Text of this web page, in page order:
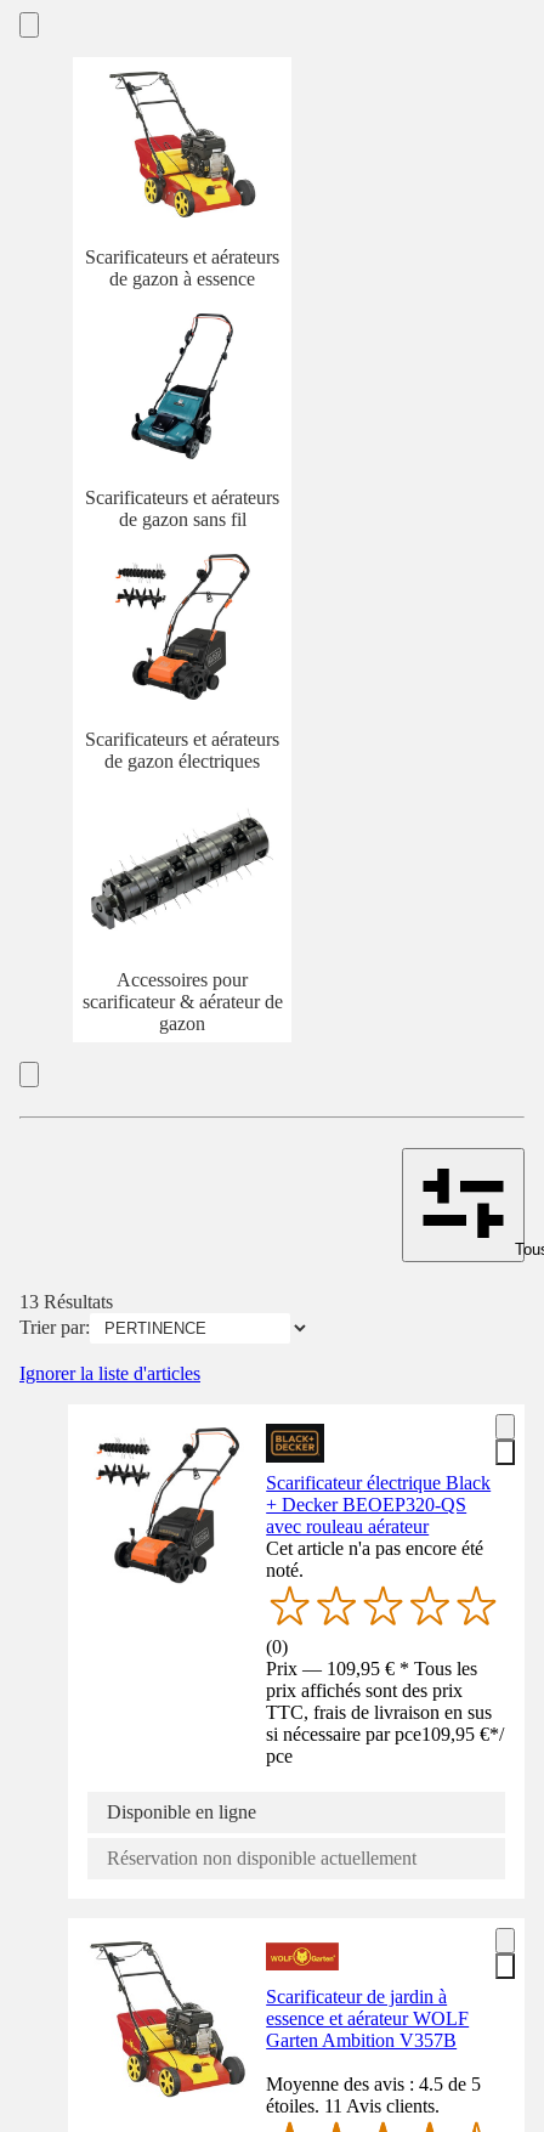
Scarificateurs et aérateurs
de gazon à essence
Scarificateurs et aérateurs
de gazon sans fil
Scarificateurs et aérateurs
de gazon électriques
Accessoires pour
scarificateur & aérateur de
gazon
13 Résultats
Trier par:
Ignorer la liste d'articles
Scarificateur électrique Black
+ Decker BEOEP320-QS
avec rouleau aérateur
Cet article n'a pas encore été
noté.
(0)
Prix — 109,95 € * Tous les
prix affichés sont des prix
TTC, frais de livraison en sus
si nécessaire par pce109,95 €*/
pce
Disponible en ligne
Réservation non disponible actuellement
Scarificateur de jardin à
essence et aérateur WOLF
Garten Ambition V357B
Moyenne des avis : 4.5 de 5
étoiles. 11 Avis clients.